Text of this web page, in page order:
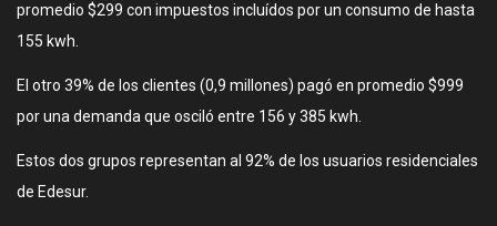
promedio $299 con impuestos incluídos por un consumo de hasta
155 kwh.
El otro 39% de los clientes (0,9 millones) pagó en promedio $999
por una demanda que osciló entre 156 y 385 kwh.
Estos dos grupos representan al 92% de los usuarios residenciales
de Edesur.